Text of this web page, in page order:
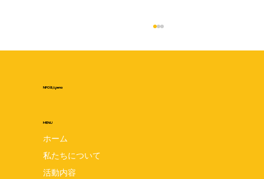
GREEN×EXPO2027 折り紙トゥンクト
NPO法人pena
MENU
ホーム
私たちについて
活動内容